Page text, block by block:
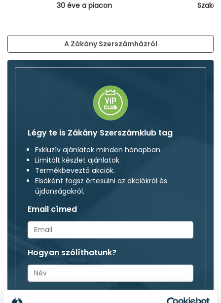
30 éve a piacon
A Zákány Szerszámházról
Légy te is Zákány Szerszámklub tag
Exkluzív ajánlatok minden hónapban.
Limitált készlet ajánlatok.
Termékbeveztő akciók.
Elsőként fogsz értesülni az akciókról és
újdonságokról.
Email címed
Hogyan szólíthatunk?
adatvédelmi tájékoztatóban